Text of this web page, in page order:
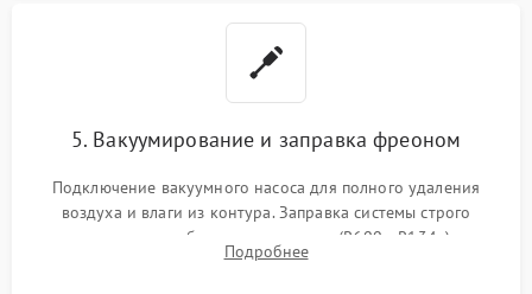
5. Вакуумирование и заправка фреоном
Подключение вакуумного насоса для полного удаления
воздуха и влаги из контура. Заправка системы строго
дозированным объемом хладагента (R600a, R134a) по
электронным весам. Контроль рабочего давления в системе.
Подробнее